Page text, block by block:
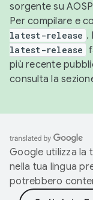
sorgente su
Per compilare e
latest-release .
latest-release
più recente
consulta la
Google utilizza la
nella tua lingua
potrebbero